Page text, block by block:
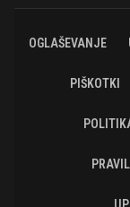
OGLAŠEVANJE
PIŠKOTKI